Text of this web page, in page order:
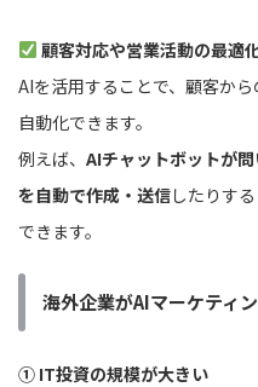
顧客対応や営業活動の最適
AIを活用することで、顧客か
自動化できます。
例えば、 AIチャットボットが
を自動で作成・送信したりす
できます。
海外企業がAIマーケティ
① IT投資の規模が大きい